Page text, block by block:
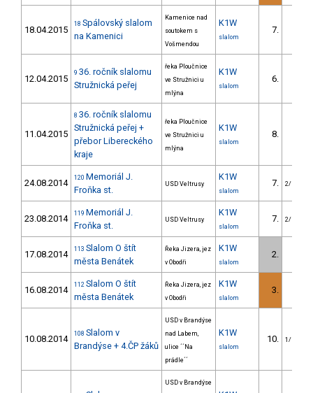
18.04.2015
18 Spálovský slalom
na Kamenici
Kamenice nad
soutokem s
Vošmendou
K1W
slalom
7.
12.04.2015
9 36. ročník slalomu
Stružnická peřej
řeka Ploučnice
ve Stružnici u
mlýna
K1W
slalom
6.
11.04.2015
8 36. ročník slalomu
Stružnická peřej +
přebor Libereckého
kraje
řeka Ploučnice
ve Stružnici u
mlýna
K1W
slalom
8.
24.08.2014 120 Memoriál J.
Froňka st.
USD Veltrusy
K1W
slalom
7. 2/U23
23.08.2014 119 Memoriál J.
Froňka st.
USD Veltrusy
K1W
slalom
7. 2/U23
17.08.2014 113 Slalom O štít
města Benátek
Řeka Jizera, jez
v Obodři
K1W
slalom
2.
16.08.2014 112 Slalom O štít
města Benátek
Řeka Jizera, jez
v Obodři
K1W
slalom
3.
10.08.2014 108 Slalom v
Brandýse + 4.ČP žáků
USD v Brandýse
nad Labem,
ulice ´´Na
prádle´´
K1W
slalom
10. 1/U23
USD v Brandýse